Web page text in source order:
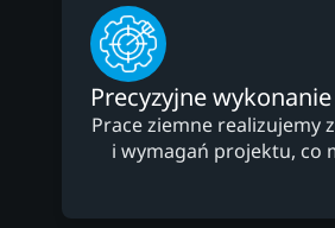
Precyzyjne wykonanie
Prace ziemne realizujemy
i wymagań projektu, co